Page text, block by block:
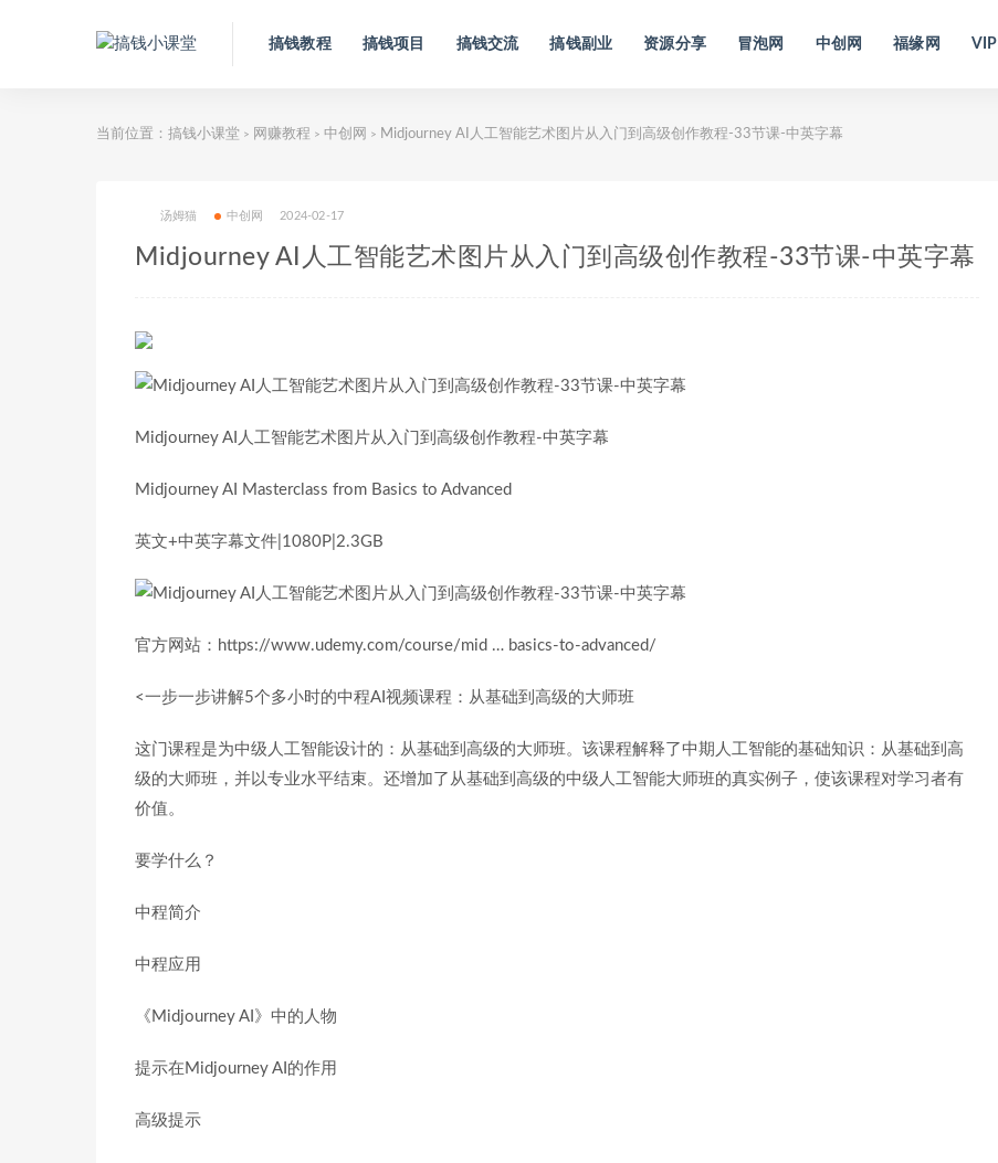
搞钱教程 搞钱项目 搞钱交流 搞钱副业 资源分享 冒泡网 中创网 福缘网 VIP
当前位置： 搞钱小课堂 > 网赚教程 > 中创网 > Midjourney AI人工智能艺术图片从入门到高级创作教程-33节课-中英字幕
汤姆猫 中创网 2024-02-17
Midjourney AI人工智能艺术图片从入门到高级创作教程-33节课-中英字幕
Midjourney AI人工智能艺术图片从入门到高级创作教程-中英字幕
Midjourney AI Masterclass from Basics to Advanced
英文+中英字幕文件|1080P|2.3GB
官方网站：https://www.udemy.com/course/mid … basics-to-advanced/
<一步一步讲解5个多小时的中程AI视频课程：从基础到高级的大师班
这门课程是为中级人工智能设计的：从基础到高级的大师班。该课程解释了中期人工智能的基础知识：从基础到高
级的大师班，并以专业水平结束。还增加了从基础到高级的中级人工智能大师班的真实例子，使该课程对学习者有
价值。
要学什么？
中程简介
中程应用
《Midjourney AI》中的人物
提示在Midjourney AI的作用
高级提示